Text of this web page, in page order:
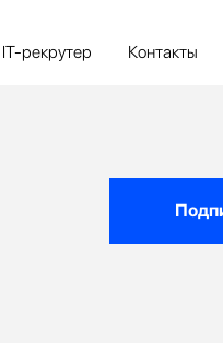
Контакты Блог AI